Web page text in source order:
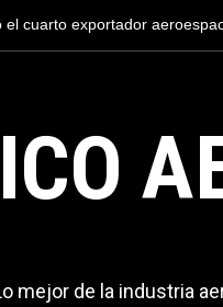
construirá 32 BUQUES para
mejor de la industria